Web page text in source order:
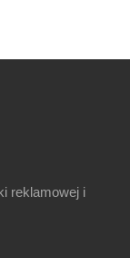
reklamowej i